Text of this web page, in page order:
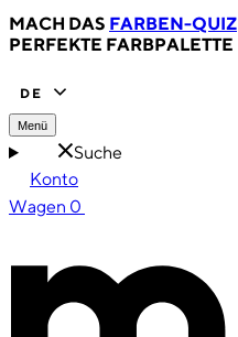
MACH DAS FARBEN-QUIZ
PERFEKTE FARBPALETTE
DE
Menü
Suche
Konto
Wagen 0